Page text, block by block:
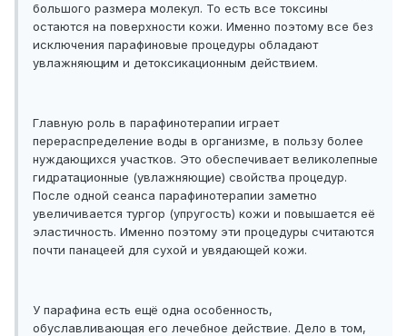
большого размера молекул. То есть все токсины
остаются на поверхности кожи. Именно поэтому все без
исключения парафиновые процедуры обладают
увлажняющим и детоксикационным действием.
Главную роль в парафинотерапии играет
перераспределение воды в организме, в пользу более
нуждающихся участков. Это обеспечивает великолепные
гидратационные (увлажняющие) свойства процедур.
После одной сеанса парафинотерапии заметно
увеличивается тургор (упругость) кожи и повышается её
эластичность. Именно поэтому эти процедуры считаются
почти панацеей для сухой и увядающей кожи.
У парафина есть ещё одна особенность,
обуславливающая его лечебное действие. Дело в том,